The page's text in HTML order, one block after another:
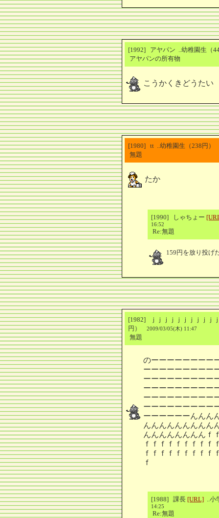
[1992] アヤパン ..幼稚園生（
アヤパンの所有物
こうかくきどうたい
[1980] tt ..幼稚園生（238円
無題
たか
[1990] しゃちょー
16:52
Re:無題
159円を放り投げ
[1982] ｊｊｊｊｊｊｊｊｊｊ
円）
2009/03/05(木) 11:47
無題
のーーーーーーーー
ーーーーーーーーー
ーーーーーーーーー
ーーーーーーーーー
ーーーーーーーーー
ーーーーーーーーー
ーーーーーーんんん
んんんんんんんんん
んんんんんんんんｆ
ｆｆｆｆｆｆｆｆｆ
ｆｆｆｆｆｆｆｆｆ
ｆ
[1988] 課長 [URL] ..小
14:25
Re:無題